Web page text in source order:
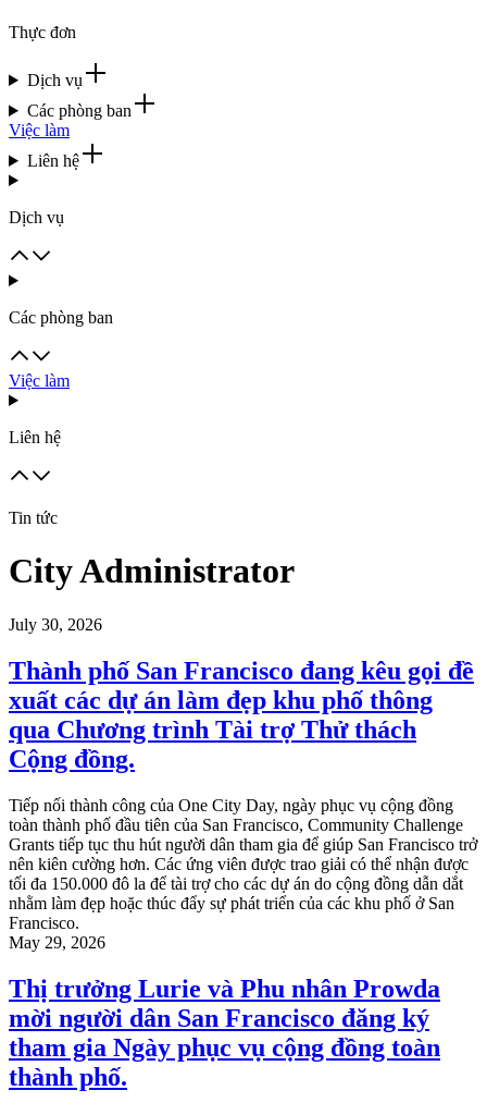
Thực đơn
Dịch vụ
Các phòng ban
Việc làm
Liên hệ
Dịch vụ
Các phòng ban
Việc làm
Liên hệ
Tin tức
City Administrator
July 30, 2026
Thành phố San Francisco đang kêu gọi đề
xuất các dự án làm đẹp khu phố thông
qua Chương trình Tài trợ Thử thách
Cộng đồng.
Tiếp nối thành công của One City Day, ngày phục vụ cộng đồng
toàn thành phố đầu tiên của San Francisco, Community Challenge
Grants tiếp tục thu hút người dân tham gia để giúp San Francisco trở
nên kiên cường hơn. Các ứng viên được trao giải có thể nhận được
tối đa 150.000 đô la để tài trợ cho các dự án do cộng đồng dẫn dắt
nhằm làm đẹp hoặc thúc đẩy sự phát triển của các khu phố ở San
Francisco.
May 29, 2026
Thị trưởng Lurie và Phu nhân Prowda
mời người dân San Francisco đăng ký
tham gia Ngày phục vụ cộng đồng toàn
thành phố.